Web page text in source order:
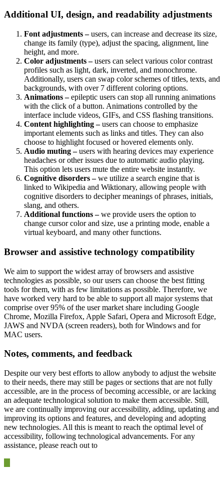
Additional UI, design, and readability adjustments
Font adjustments –users, can increase and decrease its size,
change its family (type), adjust the spacing, alignment, line
height, and more.
Color adjustments –users can select various color contrast
profiles such as light, dark, inverted, and monochrome.
Additionally, users can swap color schemes of titles, texts, and
backgrounds, with over 7 different coloring options.
Animations –epileptic users can stop all running animations
with the click of a button. Animations controlled by the
interface include videos, GIFs, and CSS flashing transitions.
Content highlighting –users can choose to emphasize
important elements such as links and titles. They can also
choose to highlight focused or hovered elements only.
Audio muting –users with hearing devices may experience
headaches or other issues due to automatic audio playing.
This option lets users mute the entire website instantly.
Cognitive disorders –we utilize a search engine that is
linked to Wikipedia and Wiktionary, allowing people with
cognitive disorders to decipher meanings of phrases, initials,
slang, and others.
Additional functions –we provide users the option to
change cursor color and size, use a printing mode, enable a
virtual keyboard, and many other functions.
Browser and assistive technology compatibility
We aim to support the widest array of browsers and assistive
technologies as possible, so our users can choose the best fitting
tools for them, with as few limitations as possible. Therefore, we
have worked very hard to be able to support all major systems that
comprise over 95% of the user market share including Google
Chrome, Mozilla Firefox, Apple Safari, Opera and Microsoft Edge,
JAWS and NVDA (screen readers), both for Windows and for
MAC users.
Notes, comments, and feedback
Despite our very best efforts to allow anybody to adjust the website
to their needs, there may still be pages or sections that are not fully
accessible, are in the process of becoming accessible, or are lacking
an adequate technological solution to make them accessible. Still,
we are continually improving our accessibility, adding, updating and
improving its options and features, and developing and adopting
new technologies. All this is meant to reach the optimal level of
accessibility, following technological advancements. For any
assistance, please reach out to